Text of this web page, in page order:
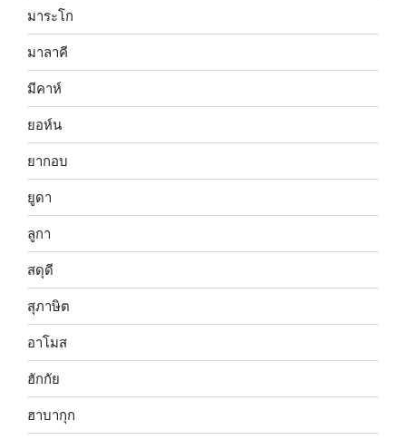
มาระโก
มาลาคี
มีคาห์
ยอห์น
ยากอบ
ยูดา
ลูกา
สดุดี
สุภาษิต
อาโมส
ฮักกัย
ฮาบากุก